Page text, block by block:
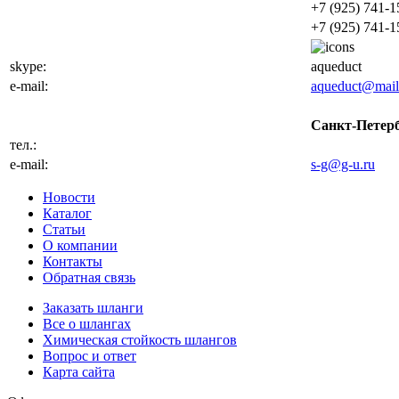
+7 (925) 741-
+7 (925) 741-
skype:
aqueduct
e-mail:
Санкт-
тел.:
e-mail:
s-g@g-u.ru
Новости
Каталог
Статьи
О компании
Контакты
Обратная связь
Заказать шланги
Все о шлангах
Химическая стойкость шлангов
Вопрос и ответ
Карта сайта